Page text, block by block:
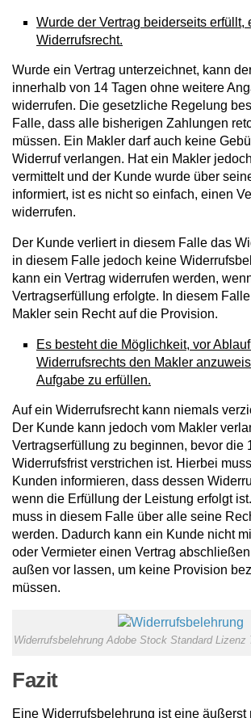
Wurde der Vertrag beiderseits erfüllt,
Widerrufsrecht.
Wurde ein Vertrag unterzeichnet, kann
innerhalb von 14 Tagen ohne weitere
widerrufen. Die gesetzliche Regelung
Falle, dass alle bisherigen Zahlungen
müssen. Ein Makler darf auch keine
Widerruf verlangen. Hat ein Makler
vermittelt und der Kunde wurde über
informiert, ist es nicht so einfach, einen
widerrufen.
Der Kunde verliert in diesem Falle das
in diesem Falle jedoch keine
kann ein Vertrag widerrufen werden,
Vertragserfüllung erfolgte. In diesem
Makler sein Recht auf die Provision.
Es besteht die Möglichkeit, vor
Widerrufsrechts den Makler
Aufgabe zu erfüllen.
Auf ein Widerrufsrecht kann niemals
Der Kunde kann jedoch vom Makler
Vertragserfüllung zu beginnen, bevor die
Widerrufsfrist verstrichen ist. Hierbei
Kunden informieren, dass dessen
wenn die Erfüllung der Leistung erfolgt
muss in diesem Falle über alle seine
werden. Dadurch kann ein Kunde nicht
oder Vermieter einen Vertrag
außen vor lassen, um keine Provision
müssen.
Widerrufsbelehrung Adobe Stock Standard Lizenz
Fazit
Eine Widerrufsbelehrung ist eine äußerst